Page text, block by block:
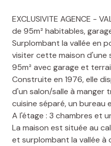
EXCLUSIVITE AGENCE -
de 95m² habitables,
Surplombant la vallée en
visiter cette maison d'une
95m² avec garage et
Construite en 1976, elle
d'un salon/salle à manger
cuisine séparé, un bureau
A l'étage : 3 chambres et
La maison est située au
et surplombant la vallée à